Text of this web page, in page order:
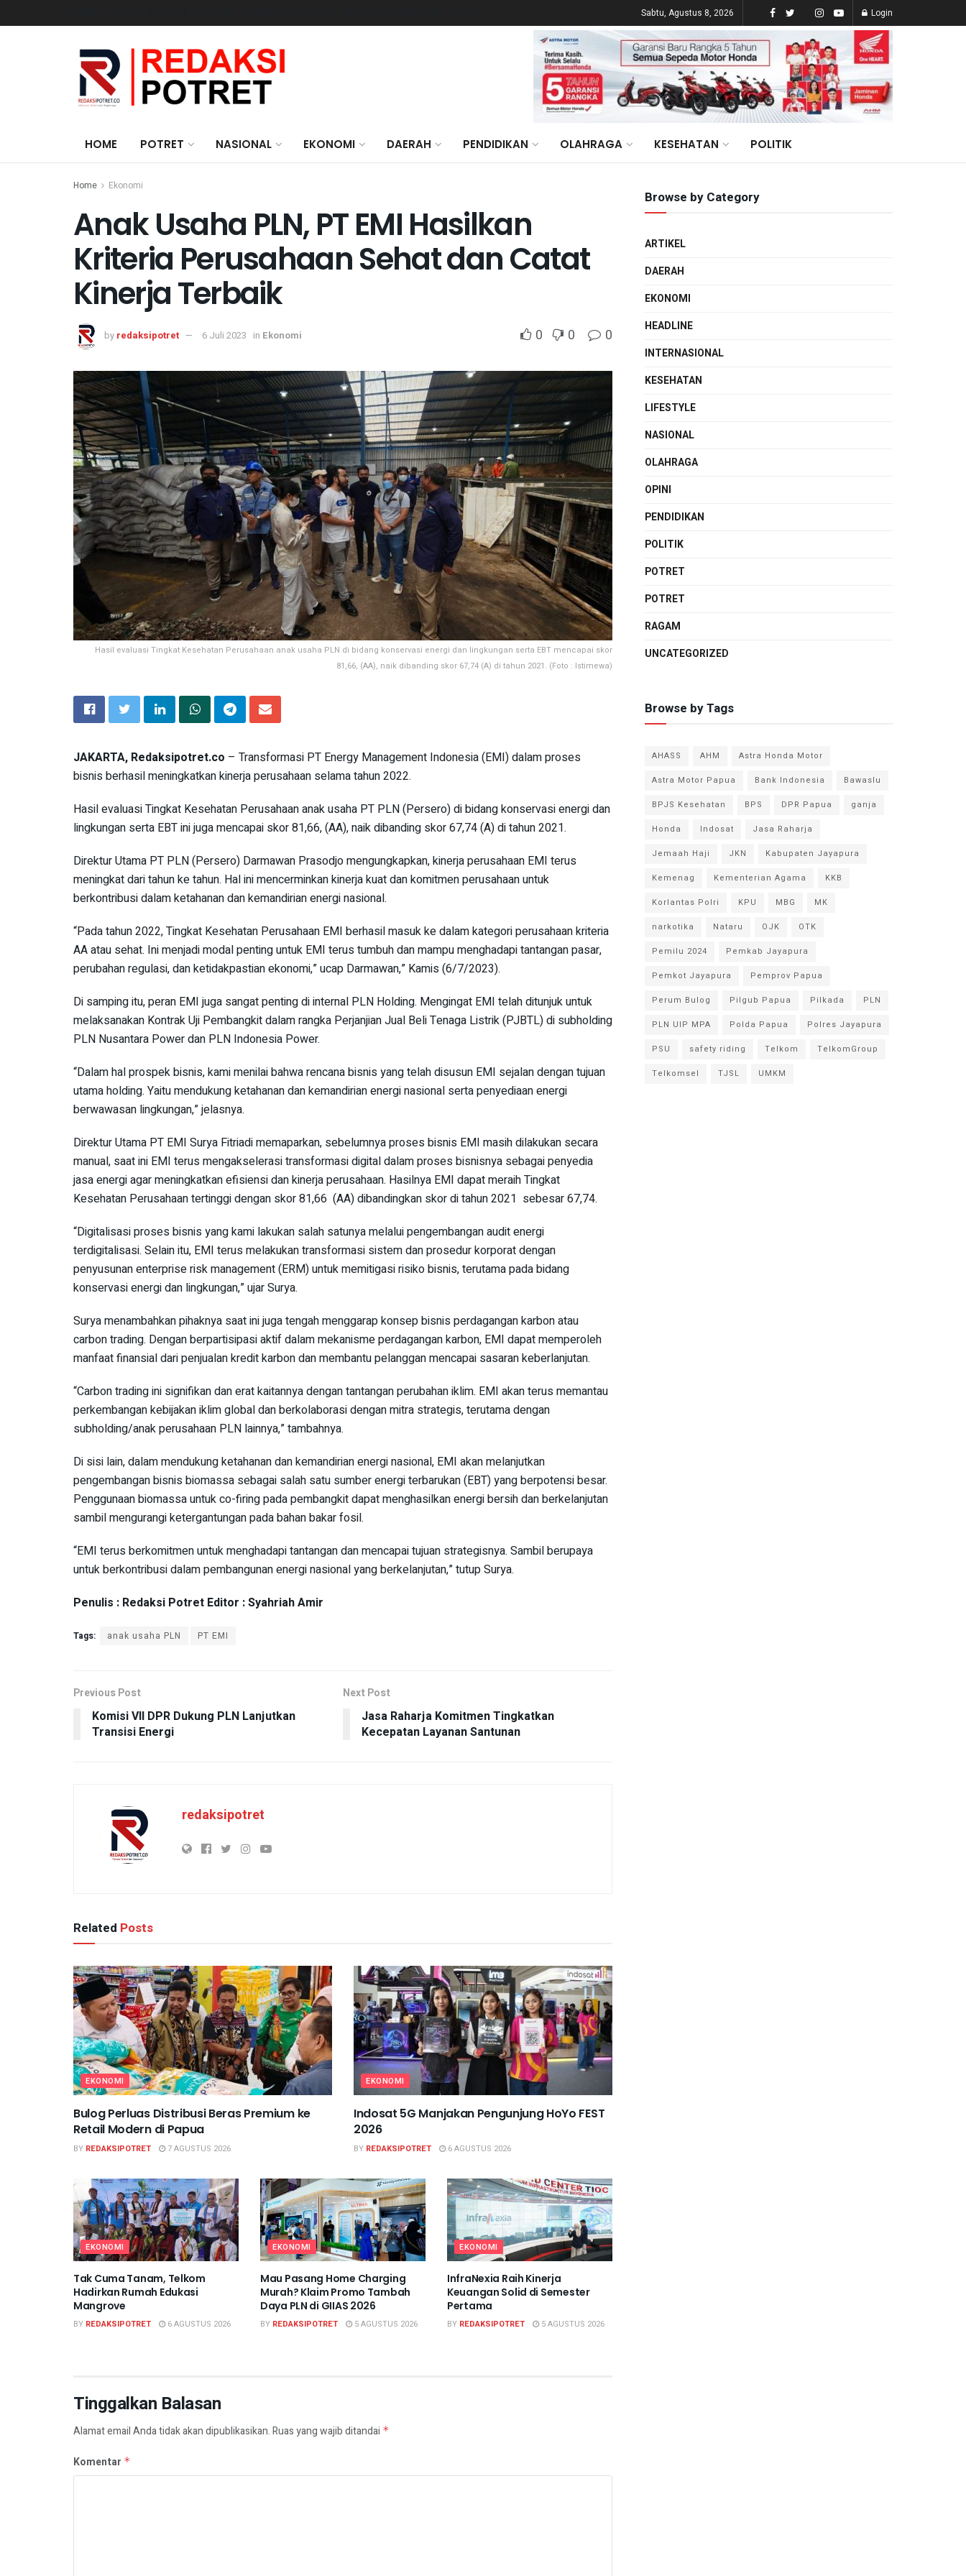
Sabtu, Agustus 8, 2026 Login
HOME POTRET NASIONAL EKONOMI DAERAH PENDIDIKAN OLAHRAGA KESEHATAN POLITIK
Home Ekonomi
Anak Usaha PLN, PT EMI Hasilkan
Kriteria Perusahaan Sehat dan Catat
Kinerja Terbaik
by redaksipotret 6 Juli 2023 in Ekonomi 0 0 0
Hasil evaluasi Tingkat Kesehatan Perusahaan anak usaha PLN di bidang konservasi energi dan lingkungan serta EBT mencapai skor
81,66, (AA), naik dibanding skor 67,74 (A) di tahun 2021. (Foto : Istimewa)
JAKARTA, Redaksipotret.co – Transformasi PT Energy Management Indonesia (EMI) dalam proses
bisnis berhasil meningkatkan kinerja perusahaan selama tahun 2022.
Hasil evaluasi Tingkat Kesehatan Perusahaan anak usaha PT PLN (Persero) di bidang konservasi energi dan
lingkungan serta EBT ini juga mencapai skor 81,66, (AA), naik dibanding skor 67,74 (A) di tahun 2021.
Direktur Utama PT PLN (Persero) Darmawan Prasodjo mengungkapkan, kinerja perusahaan EMI terus
meningkat dari tahun ke tahun. Hal ini mencerminkan kinerja kuat dan komitmen perusahaan untuk
berkontribusi dalam ketahanan dan kemandirian energi nasional.
“Pada tahun 2022, Tingkat Kesehatan Perusahaan EMI berhasil masuk ke dalam kategori perusahaan kriteria
AA atau sehat. Ini menjadi modal penting untuk EMI terus tumbuh dan mampu menghadapi tantangan pasar,
perubahan regulasi, dan ketidakpastian ekonomi,” ucap Darmawan,” Kamis (6/7/2023).
Di samping itu, peran EMI juga sangat penting di internal PLN Holding. Mengingat EMI telah ditunjuk untuk
melaksanakan Kontrak Uji Pembangkit dalam rangka Perjanjian Jual Beli Tenaga Listrik (PJBTL) di subholding
PLN Nusantara Power dan PLN Indonesia Power.
“Dalam hal prospek bisnis, kami menilai bahwa rencana bisnis yang telah disusun EMI sejalan dengan tujuan
utama holding. Yaitu mendukung ketahanan dan kemandirian energi nasional serta penyediaan energi
berwawasan lingkungan,” jelasnya.
Direktur Utama PT EMI Surya Fitriadi memaparkan, sebelumnya proses bisnis EMI masih dilakukan secara
manual, saat ini EMI terus mengakselerasi transformasi digital dalam proses bisnisnya sebagai penyedia
jasa energi agar meningkatkan efisiensi dan kinerja perusahaan. Hasilnya EMI dapat meraih Tingkat
Kesehatan Perusahaan tertinggi dengan skor 81,66 (AA) dibandingkan skor di tahun 2021 sebesar 67,74.
“Digitalisasi proses bisnis yang kami lakukan salah satunya melalui pengembangan audit energi
terdigitalisasi. Selain itu, EMI terus melakukan transformasi sistem dan prosedur korporat dengan
penyusunan enterprise risk management (ERM) untuk memitigasi risiko bisnis, terutama pada bidang
konservasi energi dan lingkungan,” ujar Surya.
Surya menambahkan pihaknya saat ini juga tengah menggarap konsep bisnis perdagangan karbon atau
carbon trading. Dengan berpartisipasi aktif dalam mekanisme perdagangan karbon, EMI dapat memperoleh
manfaat finansial dari penjualan kredit karbon dan membantu pelanggan mencapai sasaran keberlanjutan.
“Carbon trading ini signifikan dan erat kaitannya dengan tantangan perubahan iklim. EMI akan terus memantau
perkembangan kebijakan iklim global dan berkolaborasi dengan mitra strategis, terutama dengan
subholding/anak perusahaan PLN lainnya,” tambahnya.
Di sisi lain, dalam mendukung ketahanan dan kemandirian energi nasional, EMI akan melanjutkan
pengembangan bisnis biomassa sebagai salah satu sumber energi terbarukan (EBT) yang berpotensi besar.
Penggunaan biomassa untuk co-firing pada pembangkit dapat menghasilkan energi bersih dan berkelanjutan
sambil mengurangi ketergantungan pada bahan bakar fosil.
“EMI terus berkomitmen untuk menghadapi tantangan dan mencapai tujuan strategisnya. Sambil berupaya
untuk berkontribusi dalam pembangunan energi nasional yang berkelanjutan,” tutup Surya.
Penulis : Redaksi Potret Editor : Syahriah Amir
Tags: anak usaha PLN PT EMI
Previous Post
Komisi VII DPR Dukung PLN Lanjutkan
Transisi Energi
Next Post
Jasa Raharja Komitmen Tingkatkan
Kecepatan Layanan Santunan
redaksipotret
Related Posts
EKONOMI
Bulog Perluas Distribusi Beras Premium ke
Retail Modern di Papua
BY REDAKSIPOTRET 7 AGUSTUS 2026
EKONOMI
Indosat 5G Manjakan Pengunjung HoYo FEST
2026
BY REDAKSIPOTRET 6 AGUSTUS 2026
EKONOMI
Tak Cuma Tanam, Telkom
Hadirkan Rumah Edukasi
Mangrove
BY REDAKSIPOTRET 6 AGUSTUS 2026
EKONOMI
Mau Pasang Home Charging
Murah? Klaim Promo Tambah
Daya PLN di GIIAS 2026
BY REDAKSIPOTRET 5 AGUSTUS 2026
EKONOMI
InfraNexia Raih Kinerja
Keuangan Solid di Semester
Pertama
BY REDAKSIPOTRET 5 AGUSTUS 2026
Tinggalkan Balasan
Alamat email Anda tidak akan dipublikasikan.Ruas yang wajib ditandai *
Komentar *
Browse by Category
ARTIKEL
DAERAH
EKONOMI
HEADLINE
INTERNASIONAL
KESEHATAN
LIFESTYLE
NASIONAL
OLAHRAGA
OPINI
PENDIDIKAN
POLITIK
POTRET
POTRET
RAGAM
UNCATEGORIZED
Browse by Tags
AHASS AHM
Astra Honda Motor
Astra Motor Papua
Bank Indonesia
Bawaslu
BPJS Kesehatan
BPS DPR Papua
ganja
Honda
Indosat
Jasa Raharja
Jemaah Haji
JKN
Kabupaten Jayapura
Kemenag
Kementerian Agama
KKB
Korlantas Polri
KPU MBG
MK
narkotika
Nataru OJK
OTK
Pemilu 2024
Pemkab Jayapura
Pemkot Jayapura
Pemprov Papua
Perum Bulog
Pilgub Papua Pilkada
PLN
PLN UIP MPA
Polda Papua
Polres Jayapura
PSU
safety riding Telkom
TelkomGroup
Telkomsel
TJSL UMKM